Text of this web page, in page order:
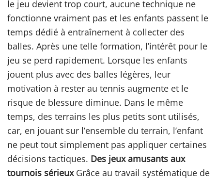
le jeu devient trop court, aucune technique ne
fonctionne vraiment pas et les enfants passent le
temps dédié à entraînement à collecter des
balles. Après une telle formation, l’intérêt pour le
jeu se perd rapidement. Lorsque les enfants
jouent plus avec des balles légères, leur
motivation à rester au tennis augmente et le
risque de blessure diminue. Dans le même
temps, des terrains les plus petits sont utilisés,
car, en jouant sur l’ensemble du terrain, l’enfant
ne peut tout simplement pas appliquer certaines
décisions tactiques. Des jeux amusants aux
tournois sérieuxGrâce au travail systématique de